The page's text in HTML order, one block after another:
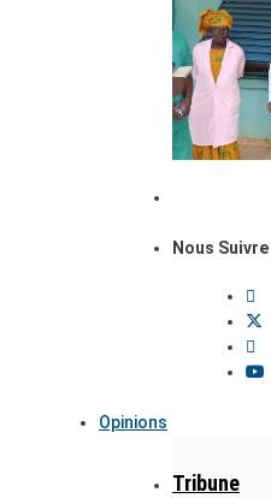
Nous Suivre
Opinions
Tribune